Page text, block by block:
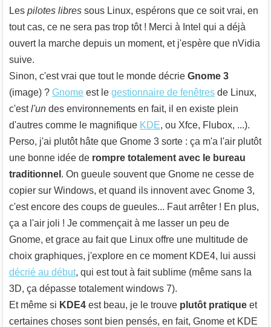
Les pilotes libres sous Linux, espérons que ce soit vrai, en
tout cas, ce ne sera pas trop tôt ! Merci à Intel qui a déjà
ouvert la marche depuis un moment, et j'espère que nVidia
suive.
Sinon, c'est vrai que tout le monde décrie Gnome 3
(image) ? Gnome est le gestionnaire de fenêtres de Linux,
c'estl'un des environnements en fait, il en existe plein
d'autres comme le magnifique KDE, ou Xfce, Flubox, ...).
Perso, j'ai plutôt hâte que Gnome 3 sorte : ça m'a l'air plutôt
une bonne idée de rompre totalement avec le bureau
traditionnel . On gueule souvent que Gnome ne cesse de
copier sur Windows, et quand ils innovent avec Gnome 3,
c'est encore des coups de gueules... Faut arrêter ! En plus,
ça a l'air joli ! Je commençait à me lasser un peu de
Gnome, et grace au fait que Linux offre une multitude de
choix graphiques, j'explore en ce moment KDE4, lui aussi
décrié au début, qui est tout à fait sublime (même sans la
3D, ça dépasse totalement windows 7).
Et même si KDE4 est beau, je le trouve plutôt pratique et
certaines choses sont bien pensés, en fait, Gnome et KDE